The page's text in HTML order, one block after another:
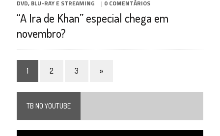
DVD, BLU-RAY E STREAMING | 0 COMENTÁRIOS
“A Ira de Khan” especial chega em
novembro?
1 2 3 »
TB NO YOUTUBE